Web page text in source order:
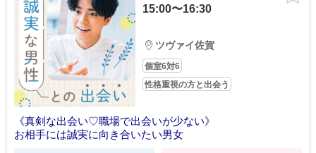
15:00〜16:30
ツヴァイ佐賀
個室6対6
性格重視の方と出会う
《真剣な出会い♡職場で出会いが少ない》
お相手には誠実に向き合いたい男女